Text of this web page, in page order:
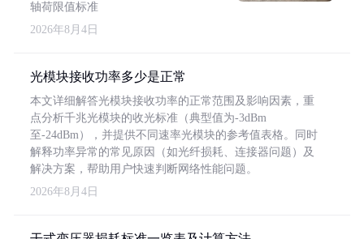
轴荷限值标准
2026年8月4日
光模块接收功率多少是正常
本文详细解答光模块接收功率的正常范围及影响因素，重
点分析千兆光模块的收光标准（典型值为-3dBm
至-24dBm），并提供不同速率光模块的参考值表格。同时
解释功率异常的常见原因（如光纤损耗、连接器问题）及
解决方案，帮助用户快速判断网络性能问题。
2026年8月4日